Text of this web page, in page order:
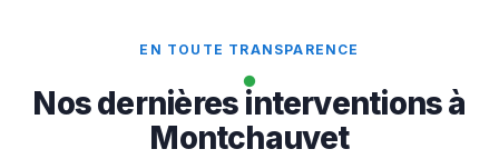
EN TOUTE TRANSPARENCE
Nos dernières interventions à
Montchauvet